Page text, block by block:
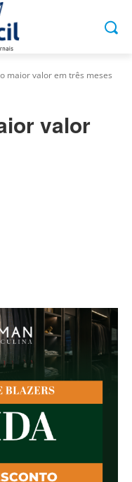
maior valor em três meses
valor